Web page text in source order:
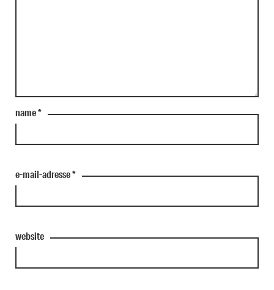
name*
e-mail-adresse*
website